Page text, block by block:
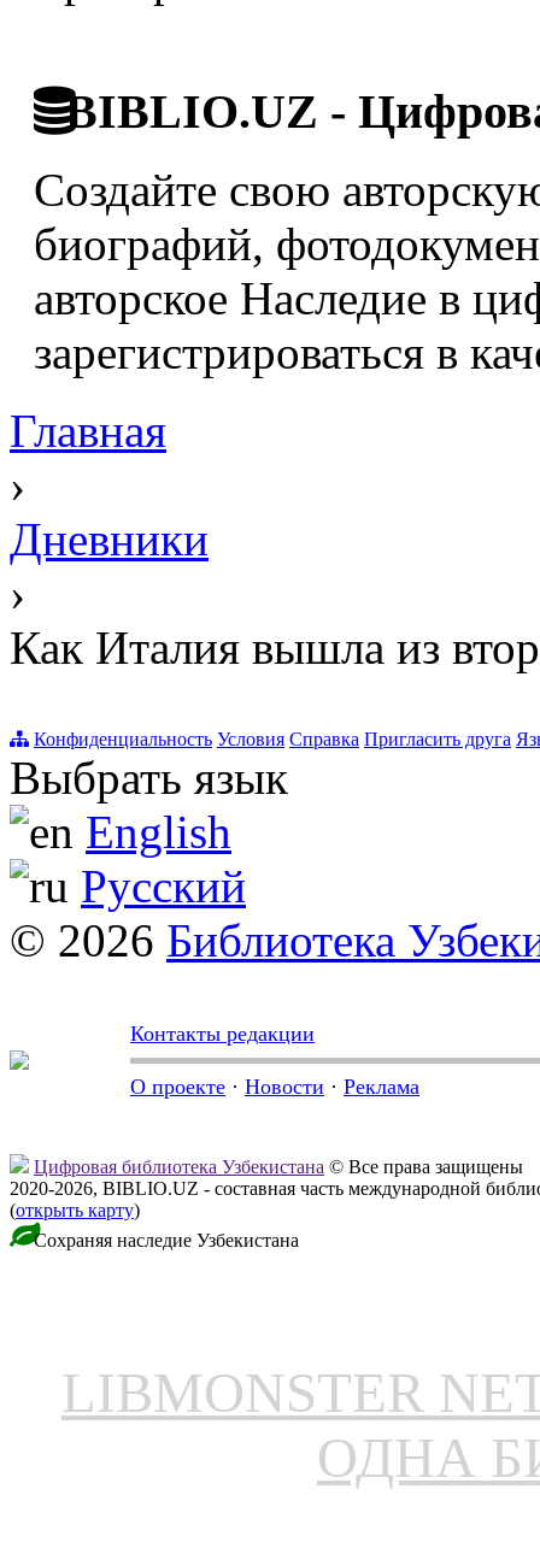
BIBLIO.UZ -
Создайте свою
биографий,
авторское Наследие в
зарегистрироваться в
Главная
›
Дневники
›
Как Италия вышла из
Конфиденциальность Условия Справка Пригласить друга
Выбрать язык
English
Русский
© 2026 Библиотека
Контакты редакции
О проекте · Новости · Реклама
Цифровая библиотека Узбекистана © Все права защищены
2020-2026, BIBLIO.UZ - составная часть международной
(открыть карту)
Сохраняя наследие Узбекистана
LIBMONSTER
ОДНА